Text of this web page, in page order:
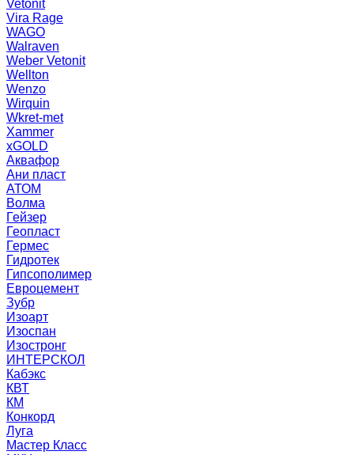
Vetonit
Vira Rage
WAGO
Walraven
Weber Vetonit
Wellton
Wenzo
Wirquin
Wkret-met
Xammer
xGOLD
Аквафор
Ани пласт
АТОМ
Волма
Гейзер
Геопласт
Гермес
Гидротек
Гипсополимер
Евроцемент
Зубр
Изоарт
Изоспан
Изостронг
ИНТЕРСКОЛ
Кабэкс
КВТ
КМ
Конкорд
Луга
Мастер Класс